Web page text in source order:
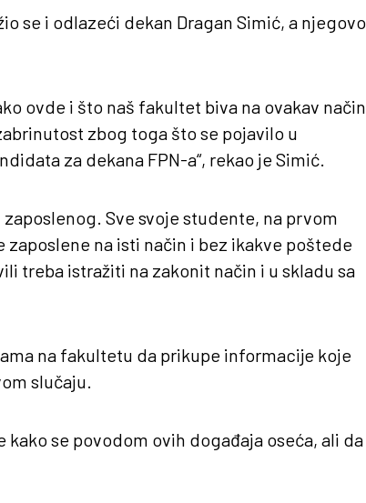
se i odlazeći dekan Dragan Simić, a njegovo
ovde i što naš fakultet biva na ovakav način
zbog toga što se pojavilo u
za dekana FPN-a“, rekao je Simić.
Sve svoje studente, na prvom
na isti način i bez ikakve poštede
treba istražiti na zakonit način i u skladu sa
na fakultetu da prikupe informacije koje
slučaju.
se povodom ovih događaja oseća, ali da